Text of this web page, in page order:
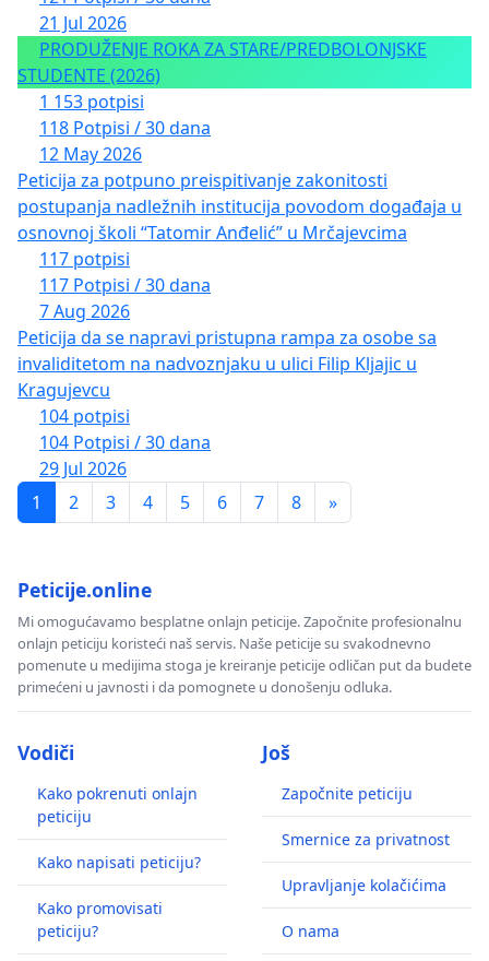
21 Jul 2026
PRODUŽENJE ROKA ZA STARE/PREDBOLONJSKE
STUDENTE (2026)
1 153 potpisi
118 Potpisi / 30 dana
12 May 2026
Peticija za potpuno preispitivanje zakonitosti
postupanja nadležnih institucija povodom događaja u
osnovnoj školi “Tatomir Anđelić” u Mrčajevcima
117 potpisi
117 Potpisi / 30 dana
7 Aug 2026
Peticija da se napravi pristupna rampa za osobe sa
invaliditetom na nadvoznjaku u ulici Filip Kljajic u
Kragujevcu
104 potpisi
104 Potpisi / 30 dana
29 Jul 2026
1
2 3 4 5 6 7 8 »
Peticije.online
Mi omogućavamo besplatne onlajn peticije. Započnite profesionalnu
onlajn peticiju koristeći naš servis. Naše peticije su svakodnevno
pomenute u medijima stoga je kreiranje peticije odličan put da budete
primećeni u javnosti i da pomognete u donošenju odluka.
Vodiči
Kako pokrenuti onlajn
peticiju
Kako napisati peticiju?
Kako promovisati
peticiju?
Još
Započnite peticiju
Smernice za privatnost
Upravljanje kolačićima
O nama